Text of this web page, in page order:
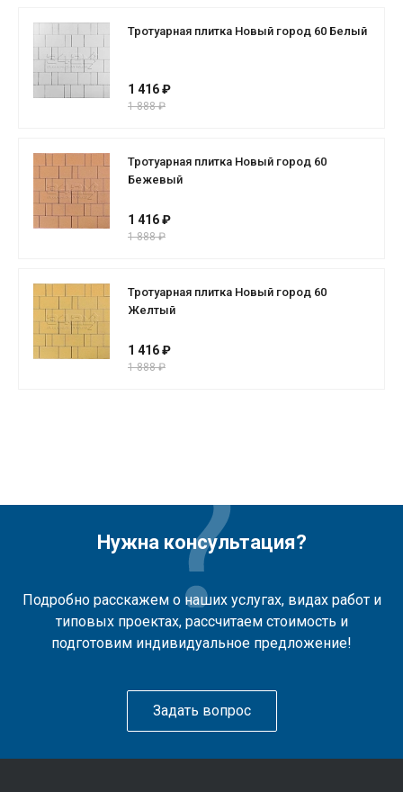
Тротуарная плитка Новый город 60 Белый
1 416 ₽
1 888 ₽
Тротуарная плитка Новый город 60
Бежевый
1 416 ₽
1 888 ₽
Тротуарная плитка Новый город 60
Желтый
1 416 ₽
1 888 ₽
Нужна консультация?
Подробно расскажем о наших услугах, видах работ и
типовых проектах, рассчитаем стоимость и
подготовим индивидуальное предложение!
Задать вопрос